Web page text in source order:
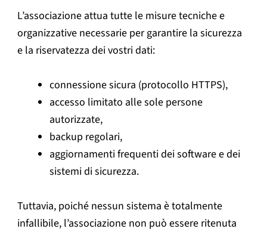
L’associazione attua tutte le misure tecniche e
organizzative necessarie per garantire la sicurezza
e la riservatezza dei vostri dati:
connessione sicura (protocollo HTTPS),
accesso limitato alle sole persone
autorizzate,
backup regolari,
aggiornamenti frequenti dei software e dei
sistemi di sicurezza.
Tuttavia, poiché nessun sistema è totalmente
infallibile, l’associazione non può essere ritenuta